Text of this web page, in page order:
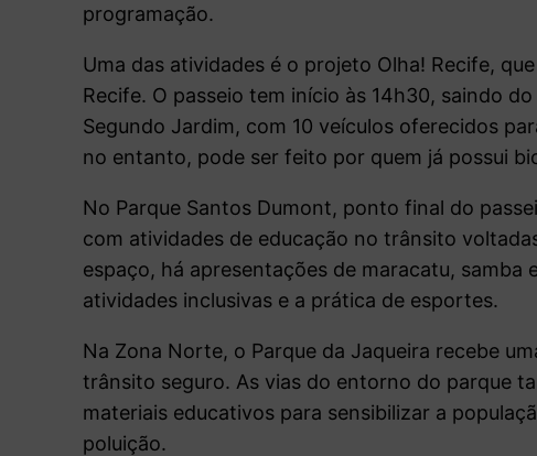
programação.
Uma das atividades é o projeto Olha! Recife,
Recife. O passeio tem início às 14h30, saindo
Segundo Jardim, com 10 veículos oferecidos
no entanto, pode ser feito por quem já possui
No Parque Santos Dumont, ponto final do
com atividades de educação no trânsito
espaço, há apresentações de maracatu, samba
atividades inclusivas e a prática de esportes.
Na Zona Norte, o Parque da Jaqueira recebe
trânsito seguro. As vias do entorno do parque
materiais educativos para sensibilizar a
poluição.